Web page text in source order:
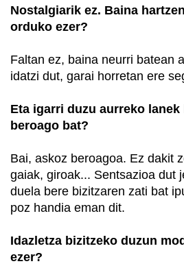
Nostalgiarik ez. Baina
orduko ezer?
Faltan ez, baina neurri batean
idatzi dut, garai horretan ere
Eta igarri duzu aurreko
beroago bat?
Bai, askoz beroagoa. Ez dakit
gaiak, giroak... Sentsazioa dut
duela bere bizitzaren zati bat
poz handia eman dit.
Idazletza bizitzeko duzun
ezer?